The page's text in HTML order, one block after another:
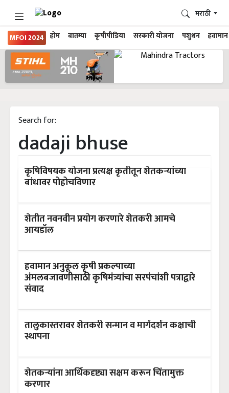
MFOI 2024 होम बातम्या कृषीपीडिया सरकारी योजना पशुधन हवामान
मराठी
Search for:
dadaji bhuse
कृषिविषयक योजना प्रत्यक्ष कृतीतून शेतकऱ्यांच्या
बांधावर पोहोचविणार
शेतीत नवनवीन प्रयोग करणारे शेतकरी आमचे
आयडॉल
हवामान अनुकूल कृषी प्रकल्पाच्या
अंमलबजावणीसाठी कृषिमंत्र्यांचा सरपंचांशी पत्राद्वारे
संवाद
तालुकास्तरावर शेतकरी सन्मान व मार्गदर्शन कक्षाची
स्थापना
शेतकऱ्यांना आर्थिकदृष्ट्या सक्षम करून चिंतामुक्त
करणार